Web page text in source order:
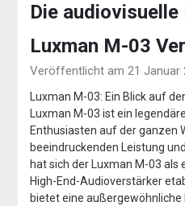
Die
Luxman M-03
Veröffentlicht am 21 Januar
Luxman M-03: Ein Blick auf
Luxman M-03 ist ein
Enthusiasten auf der ganzen
beeindruckenden Leistung
hat sich der Luxman M-03 als
High-End-Audioverstärker
bietet eine